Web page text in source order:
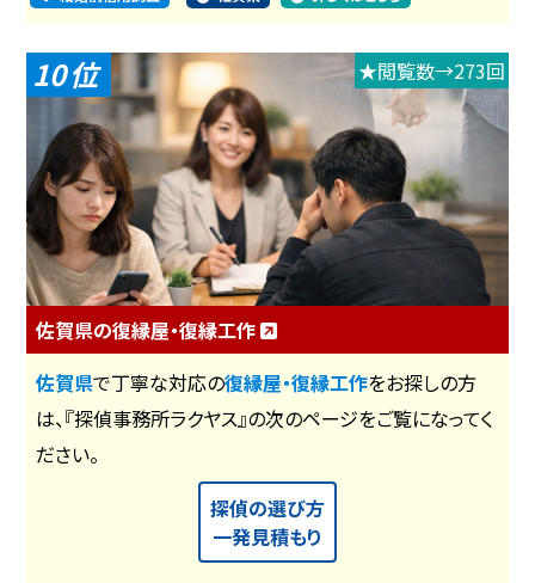
10 ★閲覧数→273回
佐賀県の復縁屋・復縁工作
佐賀県で丁寧な対応の復縁屋・復縁工作をお探しの方
は、『探偵事務所ラクヤス』の次のページをご覧になってく
ださい。
探偵の選び方
一発見積もり